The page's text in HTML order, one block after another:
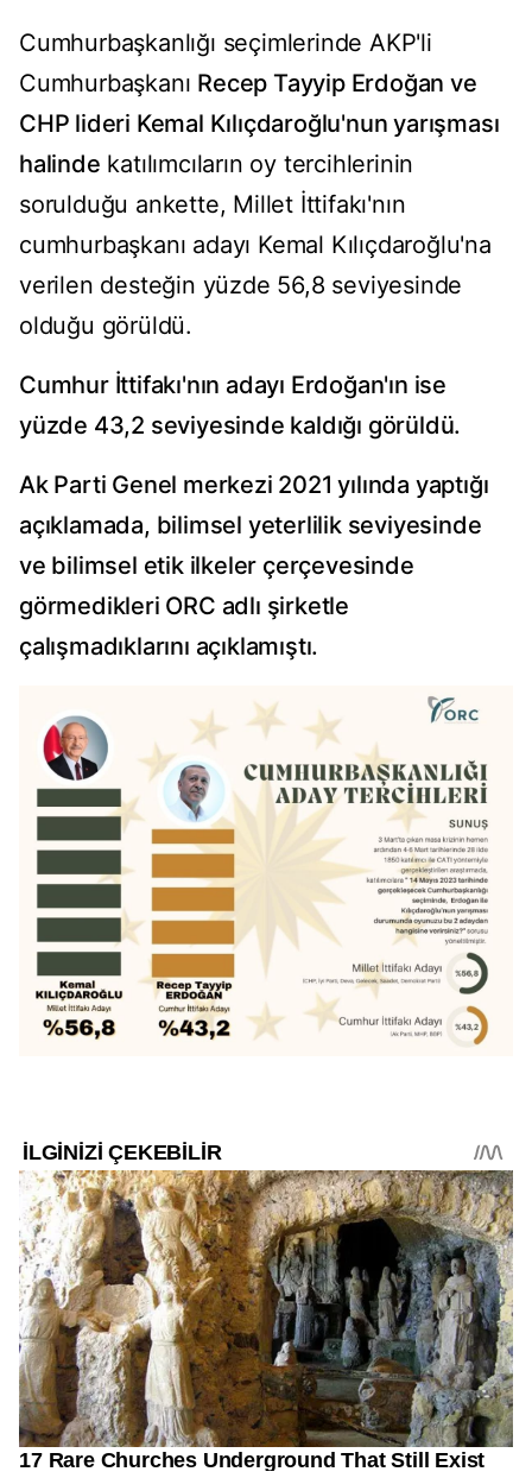
Cumhurbaşkanlığı seçimlerinde AKP'li
Cumhurbaşkanı Recep Tayyip Erdoğan ve
CHP lideri Kemal Kılıçdaroğlu'nun yarışması
halinde katılımcıların oy tercihlerinin
sorulduğu ankette, Millet İttifakı'nın
cumhurbaşkanı adayı Kemal Kılıçdaroğlu'na
verilen desteğin yüzde 56,8 seviyesinde
olduğu görüldü.
Cumhur İttifakı'nın adayı Erdoğan'ın ise
yüzde 43,2 seviyesinde kaldığı görüldü.
Ak Parti Genel merkezi 2021 yılında yaptığı
açıklamada, bilimsel yeterlilik seviyesinde
ve bilimsel etik ilkeler çerçevesinde
görmedikleri ORC adlı şirketle
çalışmadıklarını açıklamıştı.